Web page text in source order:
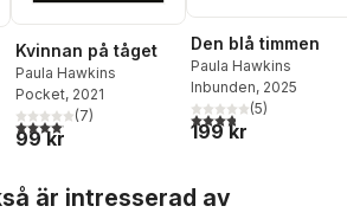
antal röster:
Kvinnan på tåget
Paula Hawkins
Pocket, 2021
4,1utav 5 stjärnor. Totalt antal röster:
(7)
99 kr
Den blå timmen
Paula Hawkins
Inbunden, 2025
3,8utav 5 stjärnor.
(5)
199 kr
är intresserad av